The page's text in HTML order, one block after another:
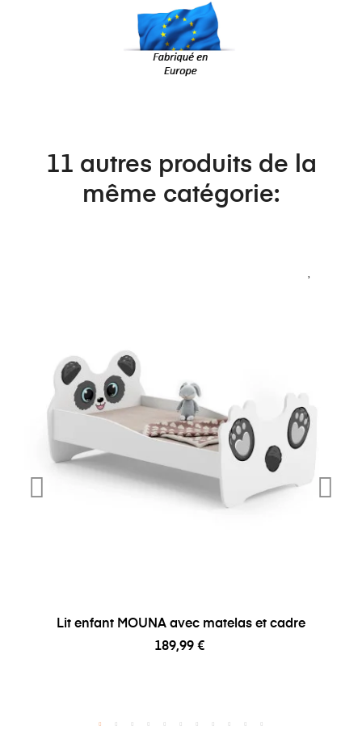
11 autres produits de la
même catégorie:
Lit enfant MOUNA avec matelas et cadre
189,99 €